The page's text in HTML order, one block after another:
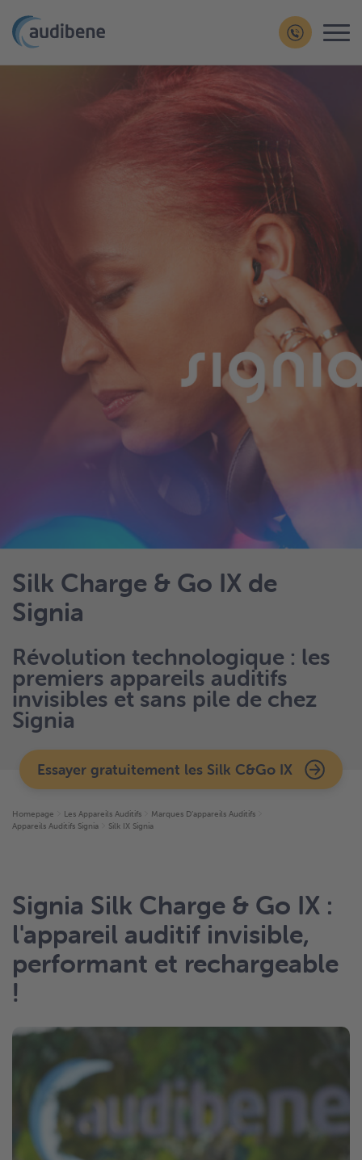
Silk Charge & Go IX de
Signia
Révolution technologique : les
premiers appareils auditifs
invisibles et sans pile de chez
Signia
Essayer gratuitement les Silk C&Go IX
Homepage Les Appareils Auditifs
Marques D’appareils Auditifs
Appareils Auditifs Signia
Silk IX Signia
Signia Silk Charge & Go IX :
l'appareil auditif invisible,
performant et rechargeable
!